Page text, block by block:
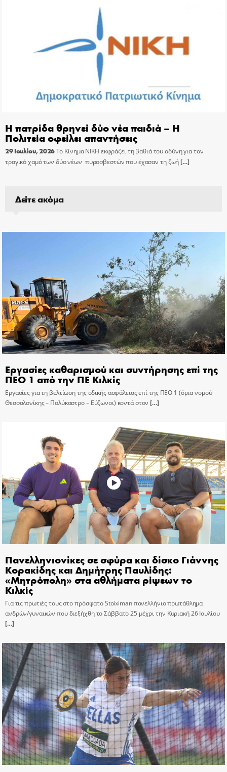
Η πατρίδα θρηνεί δύο νέα παιδιά – Η
Πολιτεία οφείλει απαντήσεις
29 Ιουλίου, 2026Το Κίνημα ΝΙΚΗ εκφράζει τη βαθιά του οδύνη για τον
τραγικό χαμό των δύο νέων πυροσβεστών που έχασαν τη ζωή[…]
Δείτε ακόμα
Εργασίες καθαρισμού και συντήρησης επί της
ΠΕΟ 1 από την ΠΕ Κιλκίς
Εργασίες για τη βελτίωση της οδικής ασφάλειας επί της ΠΕΟ 1 (όρια νομού
Θεσσαλονίκης – Πολύκαστρο – Εύζωνοι) κοντά στον […]
Πανελληνιονίκες σε σφύρα και δίσκο Γιάννης
Κορακίδης και Δημήτρης Παυλίδης:
«Μητρόπολη» στα αθλήματα ρίψεων το
Κιλκίς
Για τις πρωτιές τους στο πρόσφατο Stoiximan πανελλήνιο πρωτάθλημα
ανδρών/γυναικών που διεξήχθη το Σάββατο 25 μέχρι την Κυριακή 26 Ιουλίου
[…]